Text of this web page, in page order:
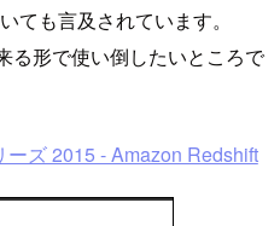
ても言及されています。
る形で使い倒したいところで
ズ 2015 - Amazon Redshift